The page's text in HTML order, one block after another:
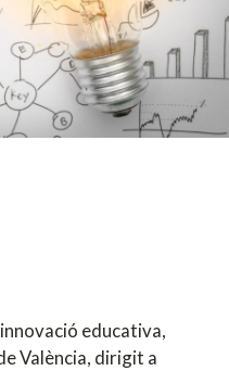
educativa,
València, dirigit a